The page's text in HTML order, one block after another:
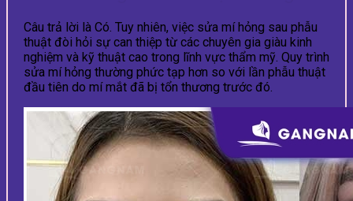
Câu trả lời là Có. Tuy nhiên, việc sửa mí hỏng sau phẫu
thuật đòi hỏi sự can thiệp từ các chuyên gia giàu kinh
nghiệm và kỹ thuật cao trong lĩnh vực thẩm mỹ. Quy trình
sửa mí hỏng thường phức tạp hơn so với lần phẫu thuật
đầu tiên do mí mắt đã bị tổn thương trước đó.